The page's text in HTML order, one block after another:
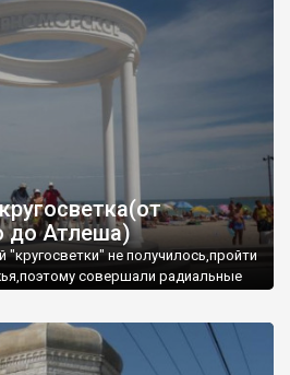
до Атлеша)
не получилось,пройти
совершали радиальные